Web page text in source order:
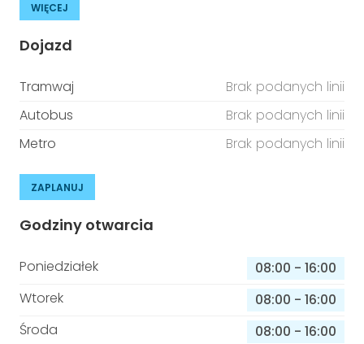
WIĘCEJ
Dojazd
Tramwaj
Brak podanych linii
Autobus
Brak podanych linii
Metro
Brak podanych linii
ZAPLANUJ
Godziny otwarcia
Poniedziałek 08:00 - 16:00
Wtorek
08:00 - 16:00
Środa
08:00 - 16:00